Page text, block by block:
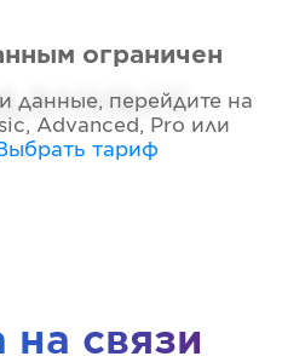
ограничен
данные, перейдите на
Advanced, Pro или
тариф
на связи